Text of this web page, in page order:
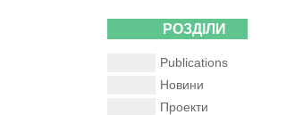
РОЗДІЛИ
Publications
Новини
Проекти